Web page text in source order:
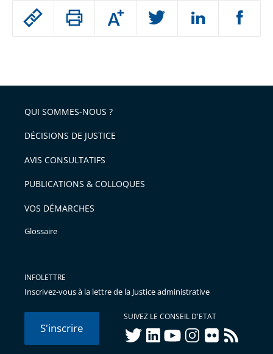
Passer
arriver
après
Augmenter
ou
l'article
pour
avant
QUI SOMMES-NOUS ?
DÉCISIONS DE JUSTICE
AVIS CONSULTATIFS
PUBLICATIONS & COLLOQUES
VOS DÉMARCHES
Glossaire
INFOLETTRE
Inscrivez-vous à la lettre de la Justice administrative
S'inscrire
SUIVEZ LE CONSEIL D'ETAT
twitterlinkedInyoutubeinstagram
flickr rss